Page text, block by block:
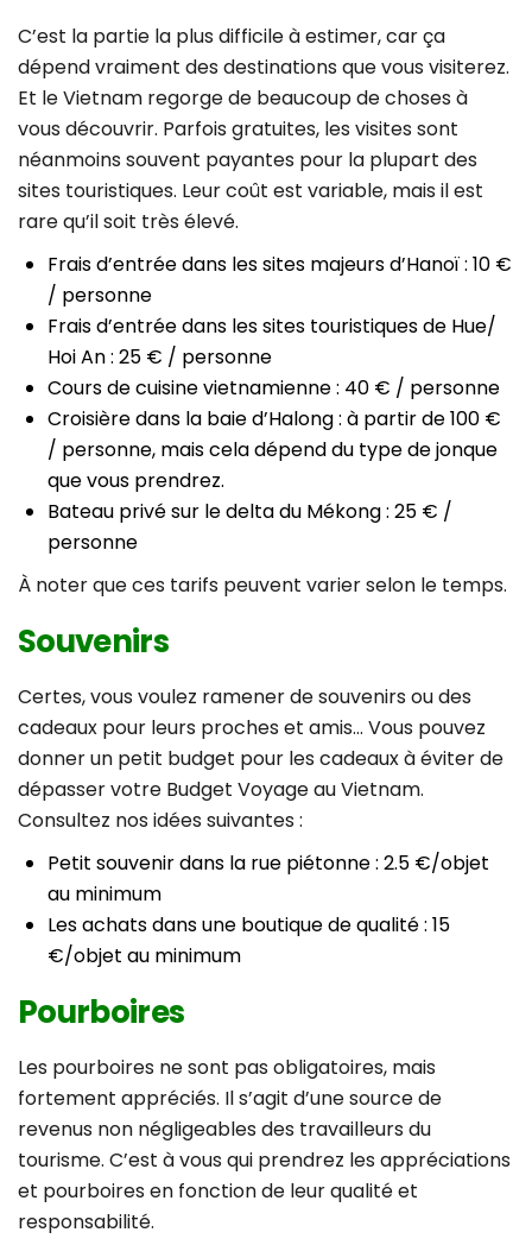
C’est la partie la plus difficile à estimer, car ça
dépend vraiment des destinations que vous visiterez.
Et le Vietnam regorge de beaucoup de choses à
vous découvrir. Parfois gratuites, les visites sont
néanmoins souvent payantes pour la plupart des
sites touristiques. Leur coût est variable, mais il est
rare qu’il soit très élevé.
Frais d’entrée dans les sites majeurs d’Hanoï : 10 €
/ personne
Frais d’entrée dans les sites touristiques de Hue/
Hoi An : 25 € / personne
Cours de cuisine vietnamienne : 40 € / personne
Croisière dans la baie d’Halong : à partir de 100 €
/ personne, mais cela dépend du type de jonque
que vous prendrez.
Bateau privé sur le delta du Mékong : 25 € /
personne
À noter que ces tarifs peuvent varier selon le temps.
Souvenirs
Certes, vous voulez ramener de souvenirs ou des
cadeaux pour leurs proches et amis… Vous pouvez
donner un petit budget pour les cadeaux à éviter de
dépasser votre Budget Voyage au Vietnam.
Consultez nos idées suivantes :
Petit souvenir dans la rue piétonne : 2.5 €/objet
au minimum
Les achats dans une boutique de qualité : 15
€/objet au minimum
Pourboires
Les pourboires ne sont pas obligatoires, mais
fortement appréciés. Il s’agit d’une source de
revenus non négligeables des travailleurs du
tourisme. C’est à vous qui prendrez les appréciations
et pourboires en fonction de leur qualité et
responsabilité.